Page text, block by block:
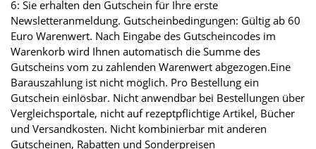
6: Sie erhalten den Gutschein für Ihre erste
Newsletteranmeldung. Gutscheinbedingungen: Gültig ab 60
Euro Warenwert. Nach Eingabe des Gutscheincodes im
Warenkorb wird Ihnen automatisch die Summe des
Gutscheins vom zu zahlenden Warenwert abgezogen.Eine
Barauszahlung ist nicht möglich. Pro Bestellung ein
Gutschein einlösbar. Nicht anwendbar bei Bestellungen über
Vergleichsportale, nicht auf rezeptpflichtige Artikel, Bücher
und Versandkosten. Nicht kombinierbar mit anderen
Gutscheinen, Rabatten und Sonderpreisen